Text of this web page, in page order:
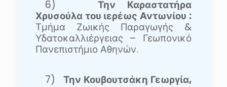
6) Την
Καραστατήρα
Χρυσούλα του ιερέως Αντωνίου :
Τμήμα Ζωικής Παραγωγής &
Υδατοκαλλιέργειας – Γεωπονικό
Πανεπιστήμιο Αθηνών.
7)
Την Κουβουτσάκη Γεωργία,